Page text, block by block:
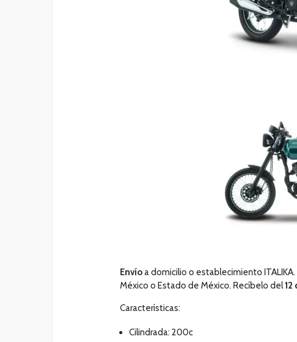
Envíoa domicilio o establecimiento
México o Estado de México. Recíbelo del12
Características:
Cilindrada: 200c